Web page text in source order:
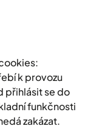
k provozu
přihlásit se do
funkčnosti
zakázat.